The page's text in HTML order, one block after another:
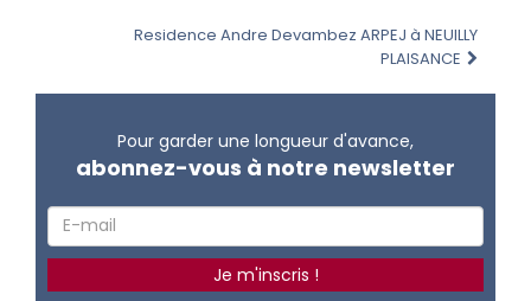
Residence Andre Devambez ARPEJ à NEUILLY
PLAISANCE
Pour garder une longueur d'avance,
abonnez-vous à notre newsletter